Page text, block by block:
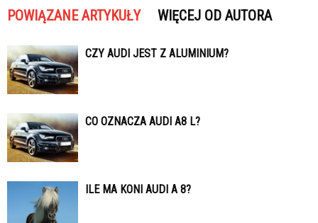
POWIĄZANE ARTYKUŁY WIĘCEJ OD AUTORA
CZY AUDI JEST Z ALUMINIUM?
CO OZNACZA AUDI A8 L?
ILE MA KONI AUDI A 8?